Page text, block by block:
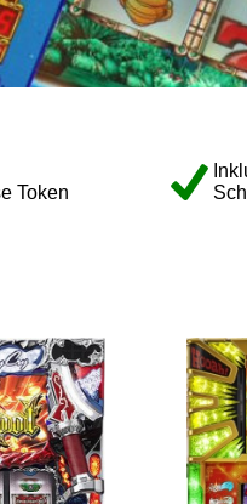
Token